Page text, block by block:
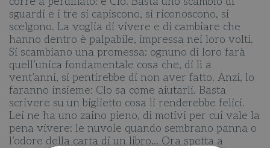
sguardi e i tre si capiscono, si riconoscono, si
scelgono. La voglia di vivere e di cambiare che
hanno dentro è palpabile, impressa nei loro volti.
Si scambiano una promessa: ognuno di loro farà
quell’unica fondamentale cosa che, di lì a
vent’anni, si pentirebbe di non aver fatto. Anzi, lo
faranno insieme: Clo sa come aiutarli. Basta
scrivere su un biglietto cosa li renderebbe felici.
Lei ne ha uno zaino pieno, di motivi per cui vale la
pena vivere: le nuvole quando sembrano panna o
l’odore della carta di un libro... Ora spetta a